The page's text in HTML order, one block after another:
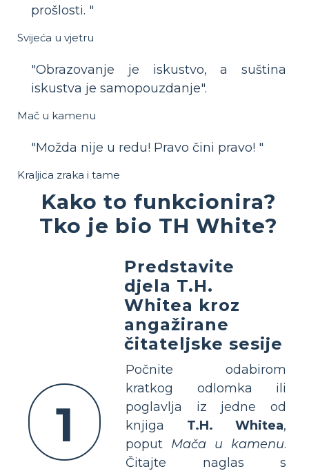
prošlosti. "
Svijeća u vjetru
"Obrazovanje je iskustvo, a suština
iskustva je samopouzdanje".
Mač u kamenu
"Možda nije u redu! Pravo čini pravo! "
Kraljica zraka i tame
Kako to funkcionira?
Tko je bio TH White?
1
Predstavite
djela T.H.
Whitea kroz
angažirane
čitateljske sesije
Počnite odabirom
kratkog odlomka ili
poglavlja iz jedne od
knjiga T.H. Whitea,
poput Mača u kamenu.
Čitajte naglas s